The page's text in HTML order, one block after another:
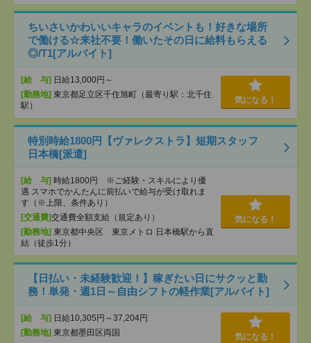
ちいさいかわいいキャラのイベントも！好きな場所
で働ける☆来社不要！働いたその日に給料もらえる
◎/T1[アルバイト]
[給 与] 日給13,000円～
[勤務地] 東京都足立区千住旭町（最寄り駅：北千住
駅）
気になる！
特別時給1800円【ヴァレクストラ】短期スタッフ
日本橋[派遣]
[給 与] 時給1800円 ※ご経験・スキルにより優
遇 スマホでかんたんに前払いで給与が受け取れま
す（※上限、条件あり）
[交通費]交通費全額支給（規定あり）
[勤務地] 東京都中央区 東京メトロ 日本橋駅から直
結（徒歩1分）
気になる！
【日払い・未経験歓迎！】稼ぎたい日にサクッと勤
務！単発・週1日～自由シフトの軽作業[アルバイト]
[給 与] 日給10,305円～37,204円
[勤務地] 東京都墨田区両国 気になる！